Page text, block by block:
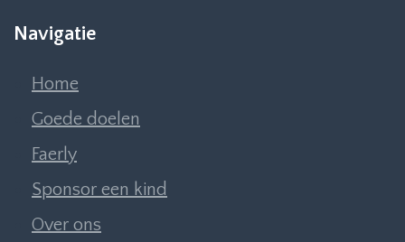
Navigatie
Home
Goede doelen
Faerly
Sponsor een kind
Over ons